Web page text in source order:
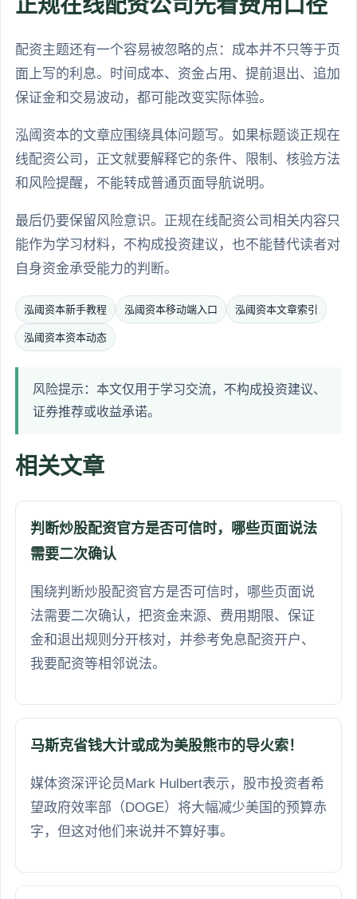
正规在线配资公司先看费用口径
配资主题还有一个容易被忽略的点：成本并不只等于页
面上写的利息。时间成本、资金占用、提前退出、追加
保证金和交易波动，都可能改变实际体验。
泓阈资本的文章应围绕具体问题写。如果标题谈正规在
线配资公司，正文就要解释它的条件、限制、核验方法
和风险提醒，不能转成普通页面导航说明。
最后仍要保留风险意识。正规在线配资公司相关内容只
能作为学习材料，不构成投资建议，也不能替代读者对
自身资金承受能力的判断。
泓阈资本新手教程 泓阈资本移动端入口 泓阈资本文章索引
泓阈资本资本动态
风险提示：本文仅用于学习交流，不构成投资建议、
证券推荐或收益承诺。
相关文章
判断炒股配资官方是否可信时，哪些页面说法
需要二次确认
围绕判断炒股配资官方是否可信时，哪些页面说
法需要二次确认，把资金来源、费用期限、保证
金和退出规则分开核对，并参考免息配资开户、
我要配资等相邻说法。
马斯克省钱大计或成为美股熊市的导火索！
媒体资深评论员Mark Hulbert表示，股市投资者希
望政府效率部（DOGE）将大幅减少美国的预算赤
字，但这对他们来说并不算好事。